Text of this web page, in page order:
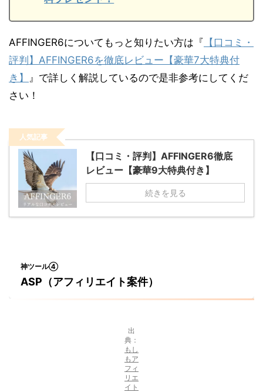
AFFINGER6についてもっと知りたい方は『 【口コミ・
評判】AFFINGER6を徹底レビュー【豪華7大特典付
き】
』で詳しく解説しているので是非参考にしてくだ
さい！
人気記事
【口コミ・評判】AFFINGER6徹底
レビュー【豪華9大特典付き】
続きを見る
神ツール④
ASP（アフィリエイト案件）
出
典：
もし
もア
フィ
リエ
イト